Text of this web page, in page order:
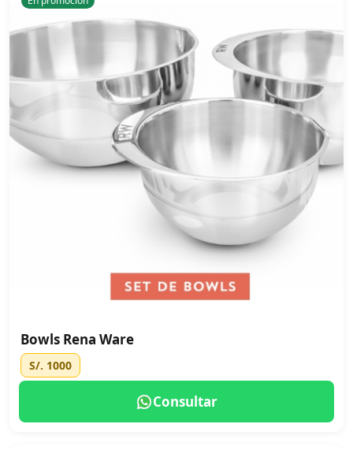
Bowls Rena Ware
S/. 1000
Consultar